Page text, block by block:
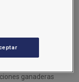
ganaderas